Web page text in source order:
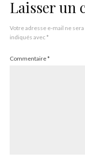
Laisser un
Votre adresse e-mail ne sera
indiqués avec*
Commentaire*